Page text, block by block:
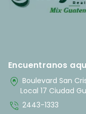
Encuentranos
home_pin Boulevard San
Local 17 Ciudad
phone_in_talk 2443-1333